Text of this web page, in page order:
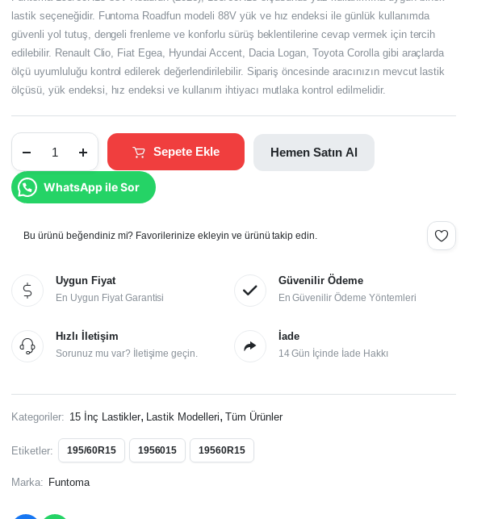
fiyat:
3.120,00₺.
andaki
fiyat:
2.600,00₺.
lastik seçeneğidir. Funtoma Roadfun modeli 88V yük ve hız endeksi ile günlük kullanımda
güvenli yol tutuş, dengeli frenleme ve konforlu sürüş beklentilerine cevap vermek için tercih
edilebilir. Renault Clio, Fiat Egea, Hyundai Accent, Dacia Logan, Toyota Corolla gibi araçlarda
ölçü uyumluluğu kontrol edilerek değerlendirilebilir. Sipariş öncesinde aracınızın mevcut lastik
ölçüsü, yük endeksi, hız endeksi ve kullanım ihtiyacı mutlaka kontrol edilmelidir.
195/60R15
Roadfun
2026
miktar
Sepete Ekle Hemen Satın Al
WhatsApp ile Sor
Bu ürünü beğendiniz mi? Favorilerinize ekleyin ve ürünü takip edin.
Uygun Fiyat
En Uygun Fiyat Garantisi
Güvenilir Ödeme
En Güvenilir Ödeme Yöntemleri
Hızlı İletişim
Sorunuz mu var? İletişime geçin.
İade
14 Gün İçinde İade Hakkı
Kategoriler: 15 İnç Lastikler, Lastik Modelleri, Tüm Ürünler
Etiketler: 195/60R15 1956015 19560R15
Marka: Funtoma